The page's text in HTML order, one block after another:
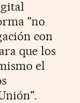
"no
con
que los
el